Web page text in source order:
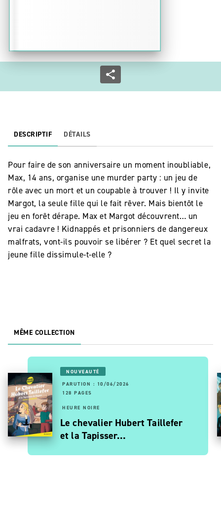
DESCRIPTIF DÉTAILS
Pour faire de son anniversaire un moment inoubliable,
Max, 14 ans, organise une murder party : un jeu de
rôle avec un mort et un coupable à trouver ! Il y invite
Margot, la seule fille qui le fait rêver. Mais bientôt le
jeu en forêt dérape. Max et Margot découvrent… un
vrai cadavre ! Kidnappés et prisonniers de dangereux
malfrats, vont-ils pouvoir se libérer ? Et quel secret la
jeune fille dissimule-t-elle ?
MÊME COLLECTION
NOUVEAUTÉ
PARUTION : 10/06/2026
128 PAGES
HEURE NOIRE
Le chevalier Hubert Taillefer
et la Tapisser…